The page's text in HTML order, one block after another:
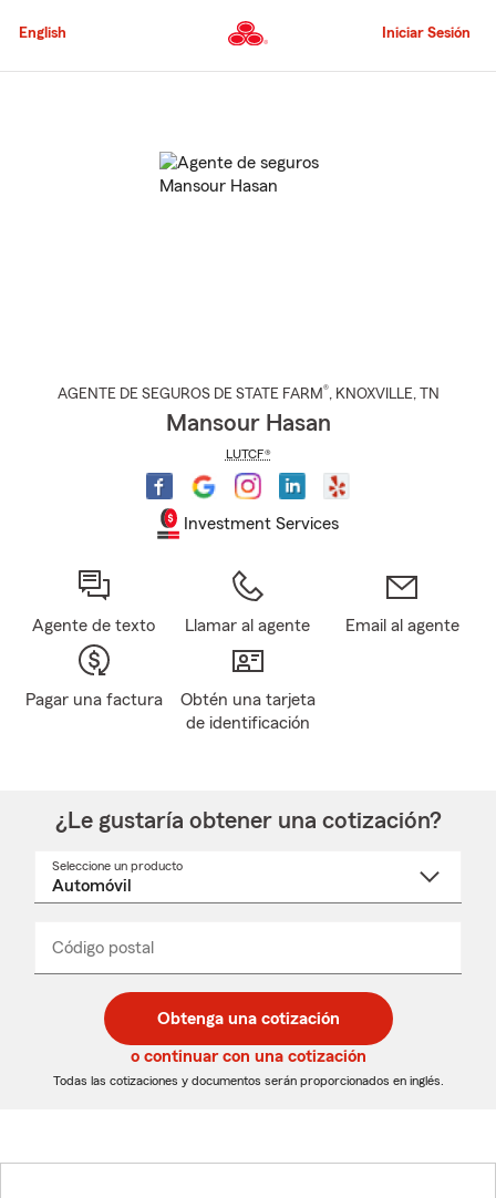
al
principal
English Iniciar Sesión
AGENTE DE SEGUROS DE STATE FARM®, KNOXVILLE, TN
Mansour Hasan
LUTCF®
Investment Services
Agente de texto Llamar al agente Email al agente
Pagar una factura
Obtén una tarjeta
de identificación
¿Le gustaría obtener una cotización?
Seleccione un producto
desplegable
Código postal
de
5
dígitos
de
5
dígitos
_____
Obtenga una cotización
o continuar con una cotización
Todas las cotizaciones y documentos serán proporcionados en inglés.